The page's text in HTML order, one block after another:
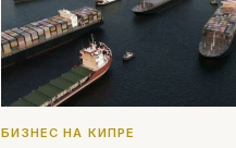
БИЗНЕС НА КИПРЕ